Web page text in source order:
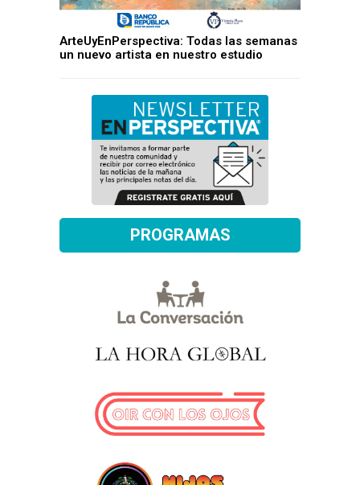
ArteUyEnPerspectiva: Todas las semanas
un nuevo artista en nuestro estudio
PROGRAMAS